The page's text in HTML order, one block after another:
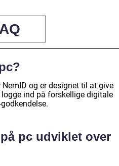
og er designet til at give
ind på forskellige digitale
pc udviklet over